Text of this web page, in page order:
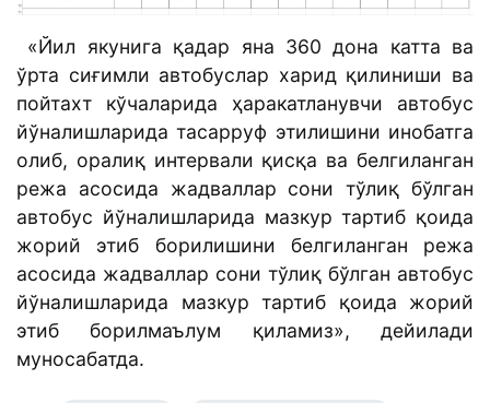
«Йил якунига қадар яна 360 дона катта ва
ўрта сиғимли автобуслар харид қилиниши ва
пойтахт кўчаларида ҳаракатланувчи автобус
йўналишларида тасарруф этилишини инобатга
олиб, оралиқ интервали қисқа ва белгиланган
режа асосида жадваллар сони тўлиқ бўлган
автобус йўналишларида мазкур тартиб қоида
жорий этиб борилишини белгиланган режа
асосида жадваллар сони тўлиқ бўлган автобус
йўналишларида мазкур тартиб қоида жорий
этиб борилмаълум қиламиз», дейилади
муносабатда.